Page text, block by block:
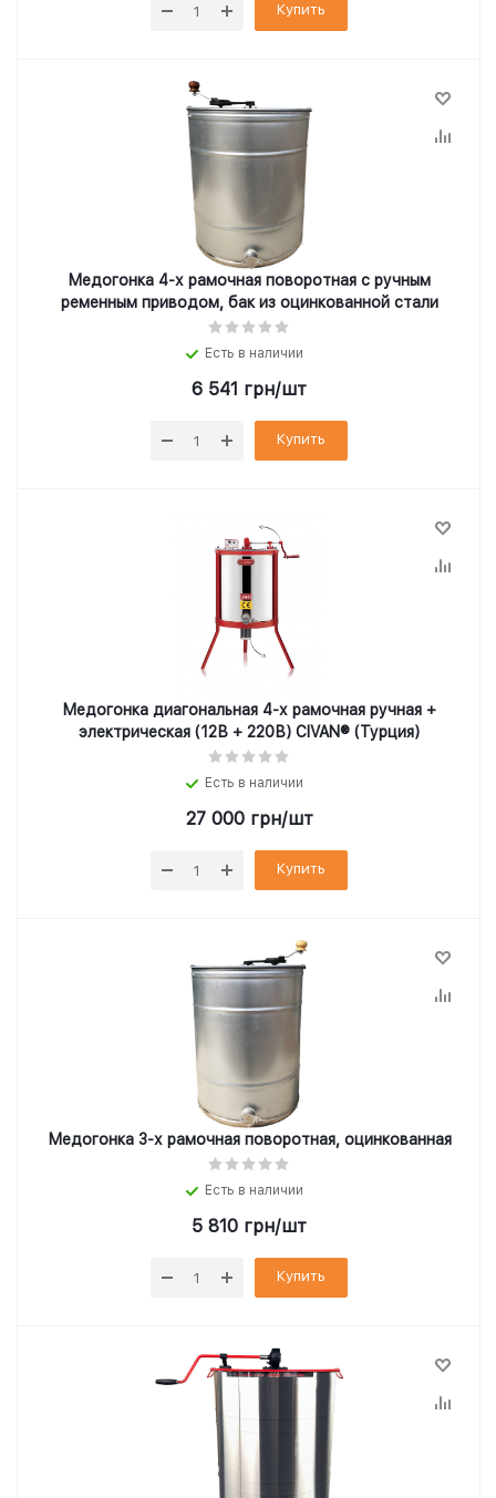
Купить
Медогонка 4-х рамочная поворотная с ручным
ременным приводом, бак из оцинкованной стали
Есть в наличии
6 541 грн/шт
Купить
Медогонка диагональная 4-х рамочная ручная +
электрическая (12В + 220В) CIVAN® (Турция)
Есть в наличии
27 000грн/шт
Купить
Медогонка 3-х рамочная поворотная, оцинкованная
Есть в наличии
5 810 грн/шт
Купить